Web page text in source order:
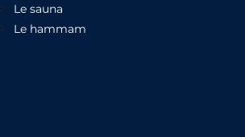
Le sauna
Le hammam